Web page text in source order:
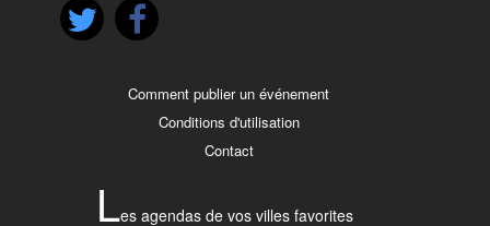
Comment publier un événement
Conditions d'utilisation
Contact
Les agendas de vos villes favorites